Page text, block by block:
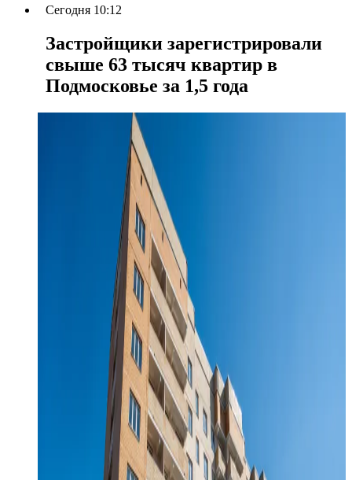
Сегодня 10:12
Застройщики зарегистрировали
свыше 63 тысяч квартир в
Подмосковье за 1,5 года